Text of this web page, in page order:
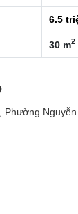
6.5
30 m2